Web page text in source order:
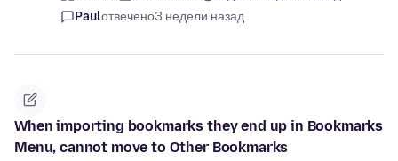
Paulотвечено3 недели назад
When importing bookmarks they end up in Bookmarks
Menu, cannot move to Other Bookmarks